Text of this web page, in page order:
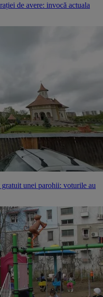
de avere: invocă actuala
unei parohii: voturile au